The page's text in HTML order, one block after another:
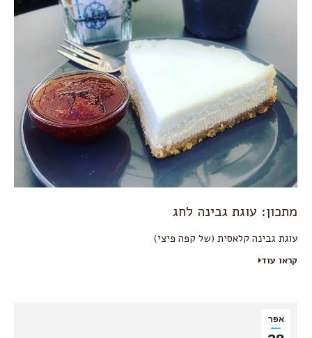
מתכון: עוגת גבינה לחג
עוגת גבינה קלאסית (של קפה פיצי)
קראו עוד
אפר